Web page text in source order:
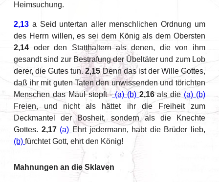
Heimsuchung.
2,13 a Seid untertan aller menschlichen Ordnung um
des Herrn willen, es sei dem König als dem Obersten
2,14 oder den Statthaltern als denen, die von ihm
gesandt sind zur Bestrafung der Übeltäter und zum Lob
derer, die Gutes tun.2,15Denn das ist der Wille Gottes,
daß ihr mit guten Taten den unwissenden und törichten
Menschen das Maul stopft -(a)(b)2,16als die (a) (b)
Freien, und nicht als hättet ihr die Freiheit zum
Deckmantel der Bosheit, sondern als die Knechte
Gottes. 2,17 (a) Ehrt jedermann, habt die Brüder lieb,
(b)fürchtet Gott, ehrt den König!
Mahnungen an die Sklaven